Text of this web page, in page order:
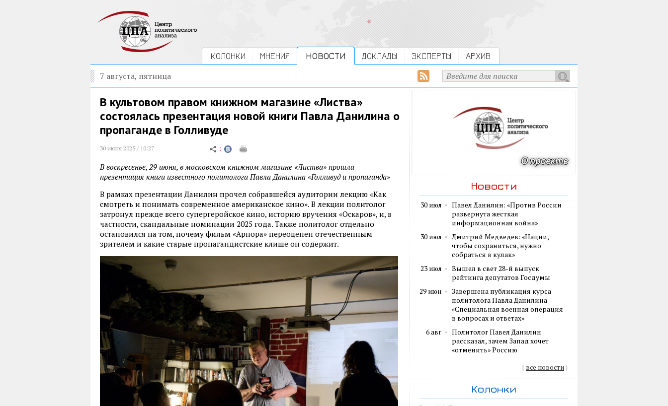
КОЛОНКИ МНЕНИЯ НОВОСТИ ДОКЛАДЫ ЭКСПЕРТЫ АРХИВ
7 августа, пятница
В культовом правом книжном магазине «Листва»
состоялась презентация новой книги Павла Данилина о
пропаганде в Голливуде
30 июня 2025 / 10:27
В воскресенье, 29 июня, в московском книжном магазине «Листва» прошла
презентация книги известного политолога Павла Данилина «Голливуд и пропаганда»
В рамках презентации Данилин прочел собравшейся аудитории лекцию «Как
смотреть и понимать современное американское кино». В лекции политолог
затронул прежде всего супергеройское кино, историю вручения «Оскаров», и, в
частности, скандальные номинации 2025 года. Также политолог отдельно
остановился на том, почему фильм «Арнора» переоценен отечественным
зрителем и какие старые пропагандистские клише он содержит.
Новости
30 июл
Павел Данилин: «Против России
развернута жесткая
информационная война»
30 июл
Дмитрий Медведев: «Нации,
чтобы сохраниться, нужно
собраться в кулак»
23 июл
Вышел в свет 28-й выпуск
рейтинга депутатов Госдумы
29 июн
Завершена публикация курса
политолога Павла Данилина
«Специальная военная операция
в вопросах и ответах»
6 авг
Политолог Павел Данилин
рассказал, зачем Запад хочет
«отменить» Россию
{ все новости}
Колонки